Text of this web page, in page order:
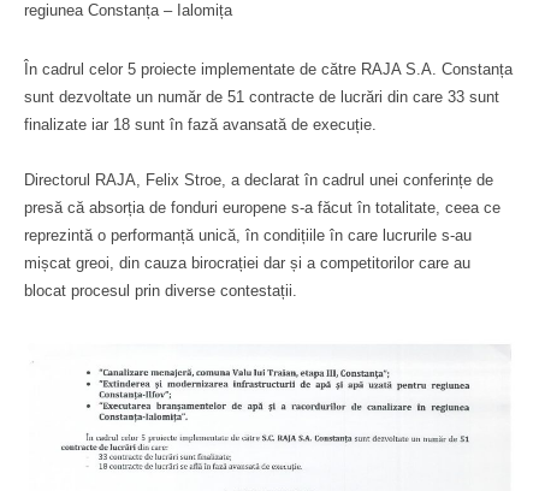
regiunea Constanța – Ialomița
În cadrul celor 5 proiecte implementate de către RAJA S.A. Constanța
sunt dezvoltate un număr de 51 contracte de lucrări din care 33 sunt
finalizate iar 18 sunt în fază avansată de execuție.
Directorul RAJA, Felix Stroe, a declarat în cadrul unei conferințe de
presă că absorția de fonduri europene s-a făcut în totalitate, ceea ce
reprezintă o performanță unică, în condițiile în care lucrurile s-au
mișcat greoi, din cauza birocrației dar și a competitorilor care au
blocat procesul prin diverse contestații.